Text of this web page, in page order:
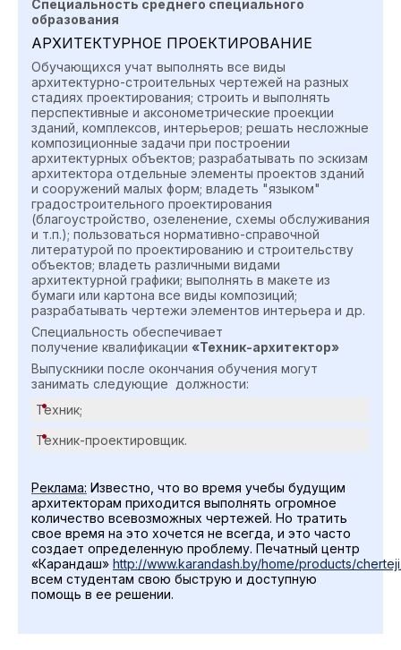
Специальность среднего специального
образования
АРХИТЕКТУРНОЕ ПРОЕКТИРОВАНИЕ
Обучающихся учат выполнять все виды
архитектурно-строительных чертежей на разных
стадиях проектирования; строить и выполнять
перспективные и аксонометрические проекции
зданий, комплексов, интерьеров; решать несложные
композиционные задачи при построении
архитектурных объектов; разрабатывать по эскизам
архитектора отдельные элементы проектов зданий
и сооружений малых форм; владеть "языком"
градостроительного проектирования
(благоустройство, озеленение, схемы обслуживания
и т.п.); пользоваться нормативно-справочной
литературой по проектированию и строительству
объектов; владеть различными видами
архитектурной графики; выполнять в макете из
бумаги или картона все виды композиций;
разрабатывать чертежи элементов интерьера и др.
Специальность обеспечивает
получение квалификации «Техник-архитектор»
Выпускники после окончания обучения могут
занимать следующие должности:
Техник;
Техник-проектировщик.
Реклама: Известно, что во время учебы будущим
архитекторам приходится выполнять огромное
количество всевозможных чертежей. Но тратить
свое время на это хочется не всегда, и это часто
создает определенную проблему. Печатный центр
«Карандаш» http://www.karandash.by/home/products/
всем студентам свою быструю и доступную
помощь в ее решении.